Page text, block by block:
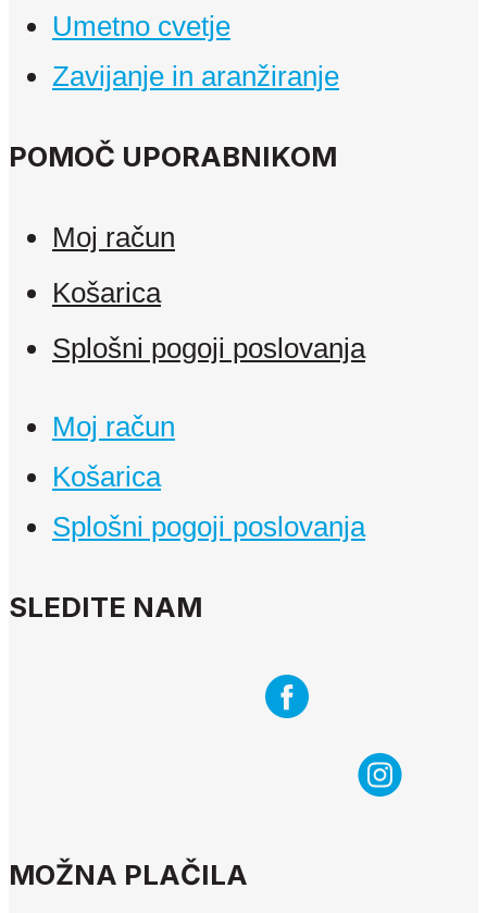
Umetno cvetje
Zavijanje in aranžiranje
POMOČ UPORABNIKOM
Moj račun
Košarica
Splošni pogoji poslovanja
Moj račun
Košarica
Splošni pogoji poslovanja
SLEDITE NAM
MOŽNA PLAČILA